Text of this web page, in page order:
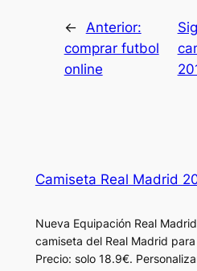
←
Anterior:
comprar futbol
online
Camiseta Real Madrid
Nueva Equipación Real
camiseta del Real Madrid
Precio: solo 18.9€.